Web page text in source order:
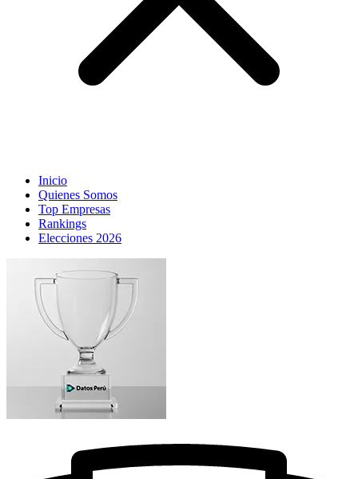
Inicio
Quienes Somos
Top Empresas
Rankings
Elecciones 2026